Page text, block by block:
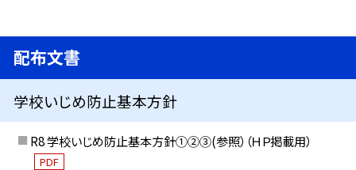
配布文書
学校いじめ防止基本方針
R8 学校いじめ防止基本方針①②③(参照）（ＨＰ掲載用）
PDF